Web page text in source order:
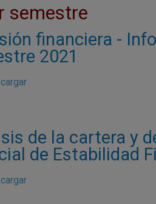
semestre
financiera -
2021
de la cartera y
de Estabilidad